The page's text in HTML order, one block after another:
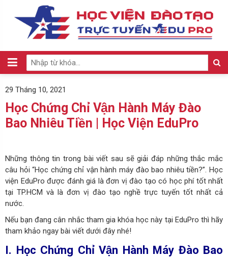
29 Tháng 10, 2021
Học Chứng Chỉ Vận Hành Máy Đào
Bao Nhiêu Tiền | Học Viện EduPro
Những thông tin trong bài viết sau sẽ giải đáp những thắc mắc
câu hỏi “Học chứng chỉ vận hành máy đào bao nhiêu tiền?”. Học
viện EduPro được đánh giá là đơn vị đào tạo có học phí tốt nhất
tại TP.HCM và là đơn vị đào tạo nghề trực tuyến tốt nhất cả
nước.
Nếu bạn đang cân nhắc tham gia khóa học này tại EduPro thì hãy
tham khảo ngay bài viết dưới đây nhé!
I. Học Chứng Chỉ Vận Hành Máy Đào Bao